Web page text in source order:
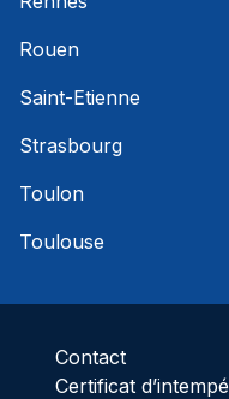
Rouen
Saint-Etienne
Strasbourg
Toulon
Toulouse
Contact
Certificat